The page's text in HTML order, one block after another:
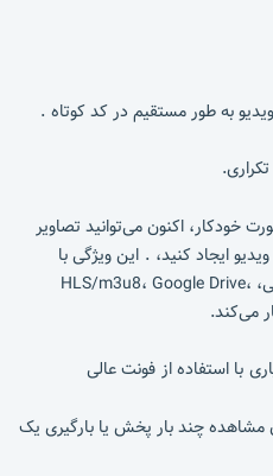
به طور مستقیم در کد کوتاه .
خودکار، اکنون می‌توانید تصاویر
ایجاد کنید، . این ویژگی با
mp4/video میزبان خود یا میزبان خارجی، HLS/m3u8، Google Drive،
با استفاده از فونت عالی
مشاهده چند بار پخش یا بارگیری یک